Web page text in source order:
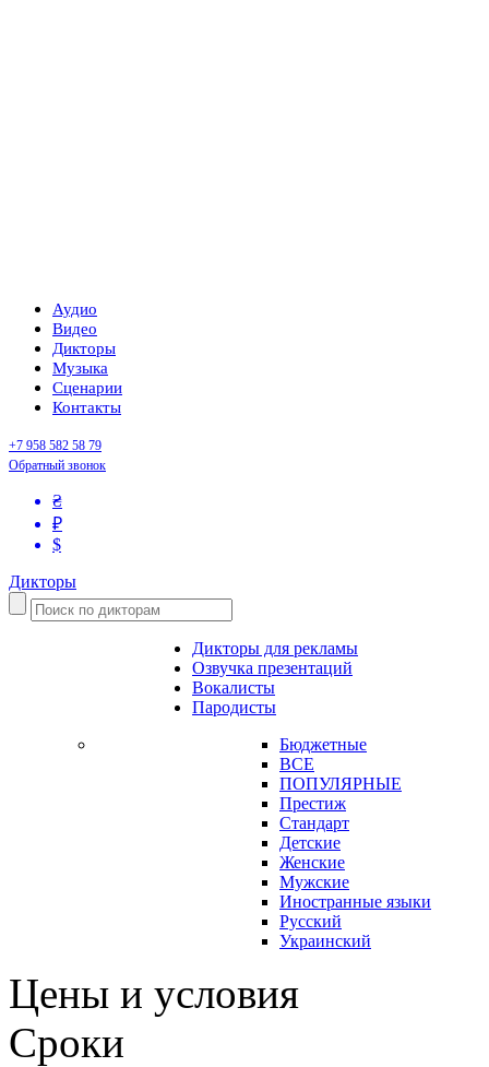
Аудио
Видео
Дикторы
Музыка
Сценарии
Контакты
+7 958 582 58 79
Обратный звонок
₴
₽
$
Дикторы
Дикторы для рекламы
Озвучка презентаций
Вокалисты
Пародисты
Бюджетные
ВСЕ
ПОПУЛЯРНЫЕ
Престиж
Стандарт
Детские
Женские
Мужские
Иностранные языки
Русский
Украинский
Цены и условия
Сроки